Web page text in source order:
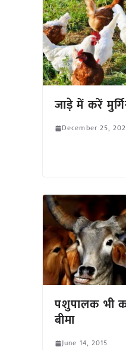
जाड़े में करें
December 25,
पशुपालक भी
बीमा
June 14, 2015